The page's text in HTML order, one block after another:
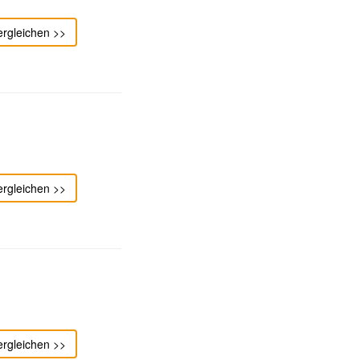
>>
>>
>>